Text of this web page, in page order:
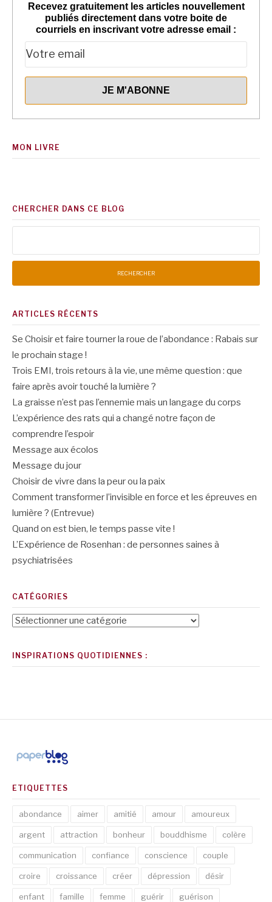
Recevez gratuitement les articles nouvellement
publiés directement dans votre boite de
courriels en inscrivant votre adresse email :
MON LIVRE
CHERCHER DANS CE BLOG
ARTICLES RÉCENTS
Se Choisir et faire tourner la roue de l’abondance : Rabais sur
le prochain stage !
Trois EMI, trois retours à la vie, une même question : que
faire après avoir touché la lumière ?
La graisse n’est pas l’ennemie mais un langage du corps
L’expérience des rats qui a changé notre façon de
comprendre l’espoir
Message aux écolos
Message du jour
Choisir de vivre dans la peur ou la paix
Comment transformer l’invisible en force et les épreuves en
lumière ? (Entrevue)
Quand on est bien, le temps passe vite !
L’Expérience de Rosenhan : de personnes saines à
psychiatrisées
CATÉGORIES
Catégories
INSPIRATIONS QUOTIDIENNES :
ETIQUETTES
abondance aimer amitié amour amoureux
argent attraction bonheur bouddhisme colère
communication confiance conscience couple
croire croissance créer dépression désir
enfant famille femme guérir guérison